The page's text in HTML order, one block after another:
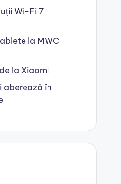
Wi-Fi 7
la MWC
la Xiaomi
aberează în